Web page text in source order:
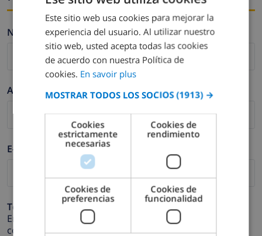
Nombre *
Apellidos *
E-mail *
Teléfono *
En caso de que su dirección de e-mail no funcione
correctamente.
FRENCH
DUTCH
FRENCH
GERMAN
CATALAN
ITALIAN
DANISH
Este sitio web usa cookies para mejorar la
experiencia del usuario. Al utilizar nuestro
sitio web, usted acepta todas las cookies
de acuerdo con nuestra Política de
cookies. En savoir plus
MOSTRAR TODOS LOS SOCIOS (1913) →
Cookies
estrictamente
necesarias
Cookies de
rendimiento
Cookies de
preferencias
Cookies de
funcionalidad